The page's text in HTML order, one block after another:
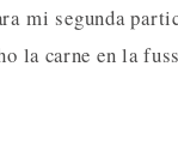
mi segunda
la carne en la